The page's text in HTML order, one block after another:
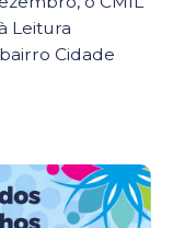
Leitura
Cidade